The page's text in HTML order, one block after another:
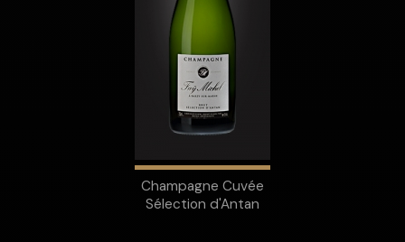
Champagne Cuvée
Sélection d'Antan